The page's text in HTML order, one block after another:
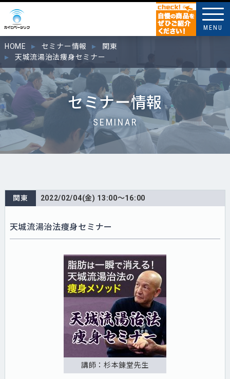
MENU
HOME セミナー情報
関東
天城流湯治法痩身セミナー
セミナー情報
SEMINAR
関東 2022/02/04(金) 13:00～16:00
天城流湯治法痩身セミナー
講師：杉本錬堂先生